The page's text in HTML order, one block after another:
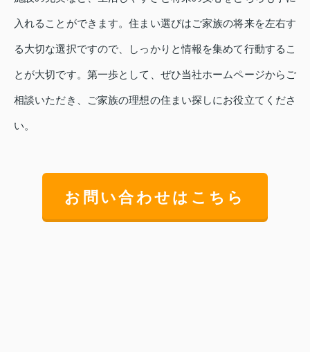
入れることができます。住まい選びはご家族の将来を左右す
る大切な選択ですので、しっかりと情報を集めて行動するこ
とが大切です。第一歩として、ぜひ当社ホームページからご
相談いただき、ご家族の理想の住まい探しにお役立てくださ
い。
お問い合わせはこちら